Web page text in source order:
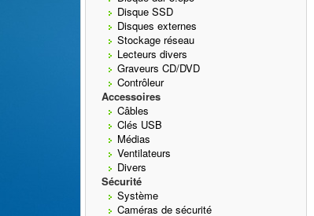
Disque SSD
Disques externes
Stockage réseau
Lecteurs divers
Graveurs CD/DVD
Contrôleur
Accessoires
Câbles
Clés USB
Médias
Ventilateurs
Divers
Sécurité
Système
Caméras de sécurité